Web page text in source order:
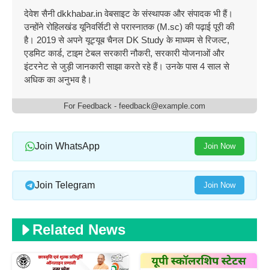
देवेश सैनी dkkhabar.in वेबसाइट के संस्थापक और संपादक भी हैं।
उन्होंने रोहिलखंड यूनिवर्सिटी से परास्नातक (M.sc) की पढ़ाई पूरी की
है। 2019 से अपने यूट्यूब चैनल DK Study के माध्यम से रिजल्ट,
एडमिट कार्ड, टाइम टेबल सरकारी नौकरी, सरकारी योजनाओं और
इंटरनेट से जुड़ी जानकारी साझा करते रहे हैं। उनके पास 4 साल से
अधिक का अनुभव है।
For Feedback - feedback@example.com
Join WhatsApp Join Now
Join Telegram Join Now
Related News